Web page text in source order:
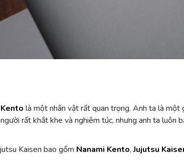
là một nhân vật rất quan trọng. Anh ta là
rất khắt khe và nghiêm túc, nhưng anh ta luôn
Kaisen bao gồm Nanami Kento,Jujutsu